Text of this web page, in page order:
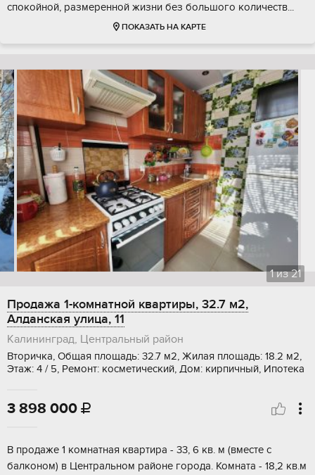
спокойной, размеренной жизни без большого количеств...
ПОКАЗАТЬ НА КАРТЕ
1из21
Продажа 1-комнатной квартиры, 32.7 м2,
Алданская улица, 11
Калининград, Центральный район
Вторичка, Общая площадь: 32.7 м2, Жилая площадь: 18.2 м2,
Этаж: 4 / 5, Ремонт: косметический, Дом: кирпичный, Ипотека
3 898 000 
В продаже 1 комнатная квартира - 33, 6 кв. м (вместе с
балконом) в Центральном районе гopoда. Комната - 18,2 кв.м